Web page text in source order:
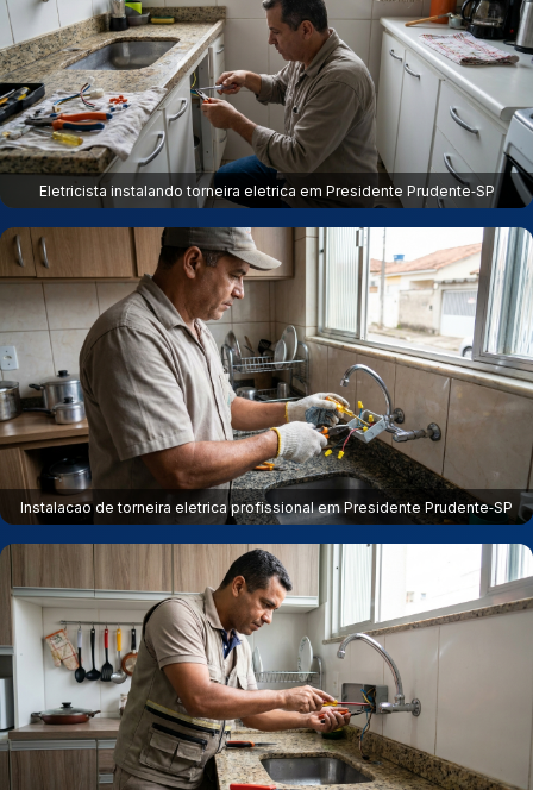
Eletricista instalando torneira eletrica em Presidente Prudente‑SP
Instalacao de torneira eletrica profissional em Presidente Prudente‑SP